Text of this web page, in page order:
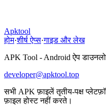
Apktool
होम·शीर्ष ऐप्स·गाइड और लेख
APK Tool - Android ऐप
developer@apktool.top
सभी APK फ़ाइलें तृतीय-पक्ष
फ़ाइल होस्ट नहीं करते।